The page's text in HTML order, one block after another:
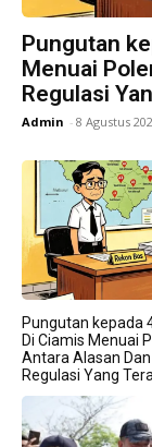
Pungutan
Menuai
Regulasi
Admin - 8 Agustus
Pungutan kepada
Di Ciamis Menuai
Antara Alasan
Regulasi Yang